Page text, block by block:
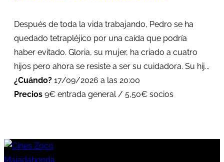
Después de toda la vida trabajando, Pedro se ha
quedado tetrapléjico por una caída que podría
haber evitado. Gloria, su mujer, ha criado a cuatro
hijos pero ahora se resiste a ser su cuidadora. Su hij...
¿Cuándo? 17/09/2026 a las 20:00
Precios 9€ entrada general / 5,50€ socios